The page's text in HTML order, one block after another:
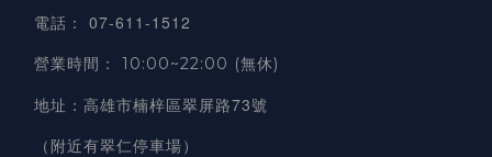
電話 ： 07-611-1512
營業時間 ： 10:00~22:00 (無休)
地址 ： 高雄市楠梓區翠屏路73號
（附近有翠仁停車場）